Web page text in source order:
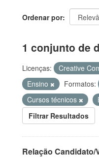
Ordenar por
1 conjunto de
Licenças: Creative
Ensino
Formatos:
Cursos técnicos
Filtrar Resultados
Relação